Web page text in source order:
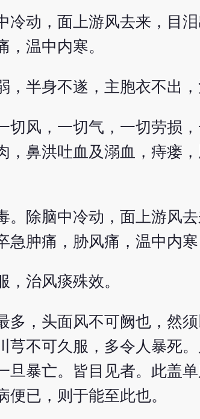
冷动，面上游风去来，目
温中内寒。
，半身不遂，主胞衣不出，
切风，一切气，一切劳损
，鼻洪吐血及溺血，痔瘘
。除脑中冷动，面上游风
急肿痛，胁风痛，温中内寒
，治风痰殊效。
多，头面风不可阙也，然
芎不可久服，多令人暴死
暴亡。皆目见者。此盖
已，则于能至此也。